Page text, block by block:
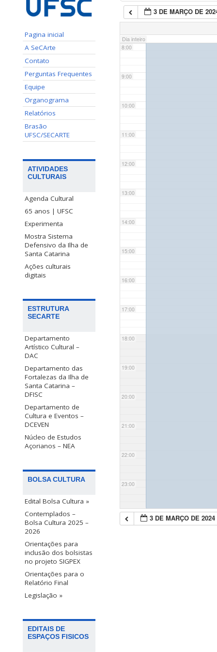
Pagina inicial
A SeCArte
Contato
Perguntas Frequentes
Equipe
Organograma
Relatórios
Brasão
UFSC/SECARTE
ATIVIDADES
CULTURAIS
Agenda Cultural
65 anos | UFSC
Experimenta
Mostra Sistema
Defensivo da Ilha de
Santa Catarina
Ações culturais
digitais
ESTRUTURA
SECARTE
Departamento
Artístico Cultural –
DAC
Departamento das
Fortalezas da Ilha de
Santa Catarina –
DFISC
Departamento de
Cultura e Eventos –
DCEVEN
Núcleo de Estudos
Açorianos – NEA
BOLSA CULTURA
Edital Bolsa Cultura »
Contemplados –
Bolsa Cultura 2025 –
2026
Orientações para
inclusão dos bolsistas
no projeto SIGPEX
Orientações para o
Relatório Final
Legislação »
EDITAIS DE
ESPAÇOS FISICOS
3 DE MARÇO DE
Dia inteiro
7:00
8:00
9:00
10:00
11:00
12:00
13:00
14:00
15:00
16:00
17:00
18:00
19:00
20:00
21:00
22:00
23:00
3 DE MARÇO DE 2024